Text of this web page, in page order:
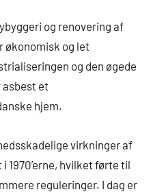
og renovering af
økonomisk og let
og den øgede
asbest et
hjem.
virkninger af
1970’erne, hvilket førte til
reguleringer. I dag er